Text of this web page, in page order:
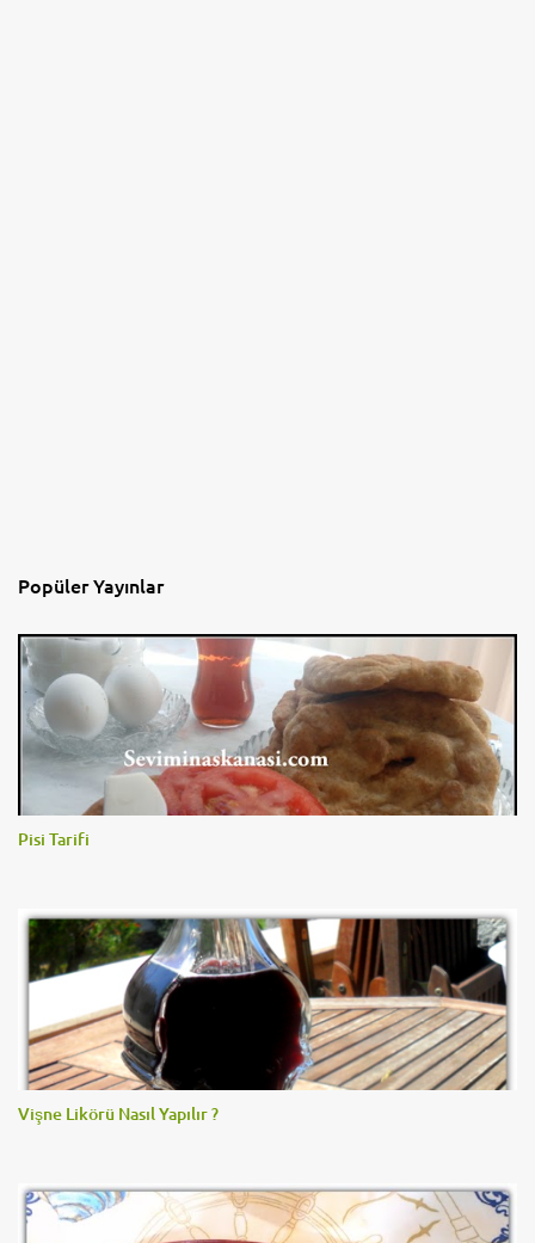
Popüler Yayınlar
Pisi Tarifi
Vişne Likörü Nasıl Yapılır ?